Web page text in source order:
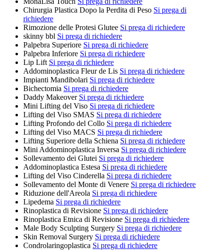
Chirurgia Plastica Dopo la Perdita di Peso Si prega di
richiedere
Rimozione delle Protesi Glutee Si prega di richiedere
skinny bbl Si prega di richiedere
Palpebra Superiore Si prega di richiedere
Palpebra Inferiore Si prega di richiedere
Lip Lift Si prega di richiedere
Addominoplastica Fleur de Lis Si prega di richiedere
Impianti Mandibolari Si prega di richiedere
Bichectomia Si prega di richiedere
Daddy Makeover Si prega di richiedere
Mini Lifting del Viso Si prega di richiedere
Lifting del Viso SMAS Si prega di richiedere
Lifting Profondo del Collo Si prega di richiedere
Lifting del Viso MACS Si prega di richiedere
Lifting Superiore della Schiena Si prega di richiedere
Mini Addominoplastica Inversa Si prega di richiedere
Sollevamento dei Glutei Si prega di richiedere
Addominoplastica Estesa Si prega di richiedere
Lifting del Viso Cinderella Si prega di richiedere
Sollevamento del Monte di Venere Si prega di richiedere
Riduzione dell'Areola Si prega di richiedere
Lipedema Si prega di richiedere
Rinoplastica di Revisione Si prega di richiedere
Rinoplastica Etnica di Revisione Si prega di richiedere
Male Body Sculpting Surgery Si prega di richiedere
Skin Removal Surgery Si prega di richiedere
Condrolaringoplastica Si prega di richiedere